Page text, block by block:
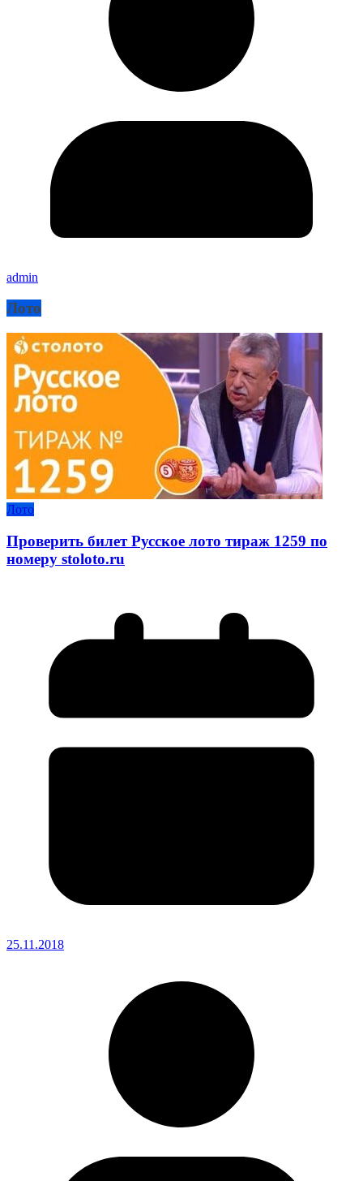
admin
Лото
Лото
Проверить билет Русское лото тираж 1259 по
номеру stoloto.ru
25.11.2018